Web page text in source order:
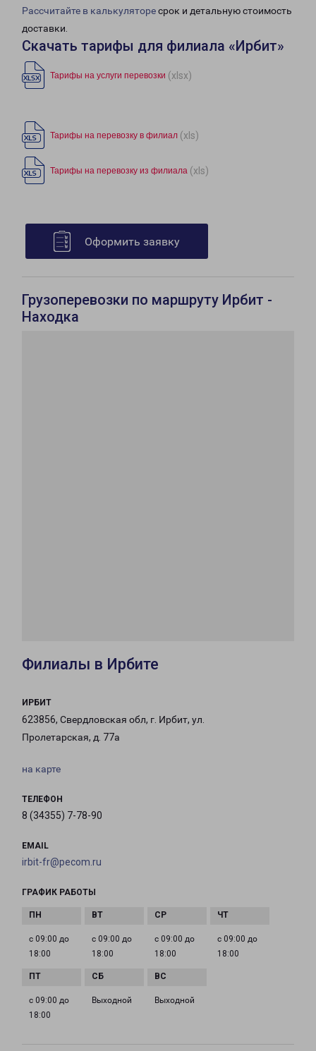
Рассчитайте в калькуляторесрок и детальную стоимость
доставки.
Скачать тарифы для филиала «Ирбит»
Тарифы на услуги перевозки (xlsx)
Тарифы на перевозку в филиал (xls)
Тарифы на перевозку из филиала (xls)
Оформить заявку
Грузоперевозки по маршруту Ирбит -
Находка
Филиалы в Ирбите
ИРБИТ
623856, Свердловская обл, г. Ирбит, ул.
Пролетарская, д. 77а
на карте
ТЕЛЕФОН
8 (34355) 7-78-90
EMAIL
irbit-fr@pecom.ru
ГРАФИК РАБОТЫ
с 09:00 до
18:00
с 09:00 до
18:00
с 09:00 до
18:00
с 09:00 до
18:00
с 09:00 до
18:00
Выходной Выходной